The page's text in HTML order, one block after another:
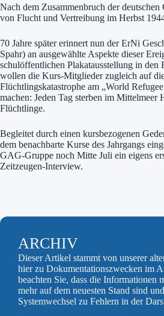
Nach dem Zusammenbruch der
von Flucht und Vertreibung im Herbst
70 Jahre später erinnert nun der ErNi
Spahr) an ausgewählte Aspekte dieser
schulöffentlichen Plakatausstellung in den
wollen die Kurs-Mitglieder zugleich auf
Flüchtlingskatastrophe am „World
machen: Jeden Tag sterben im Mittelmeer
Flüchtlinge.
Begleitet durch einen kursbezogenen
dem benachbarte Kurse des Jahrgangs
GAG-Gruppe noch Mitte Juli ein eigens
Zeitzeugen-Interview.
ARCHIV
Dieser Artikel stammt von unserer
hier zu Dokumentationszwecken im
beachten Sie, dass die Informationen
mehr auf dem neuesten Stand sind
Systemwechsel zu Fehlern in der